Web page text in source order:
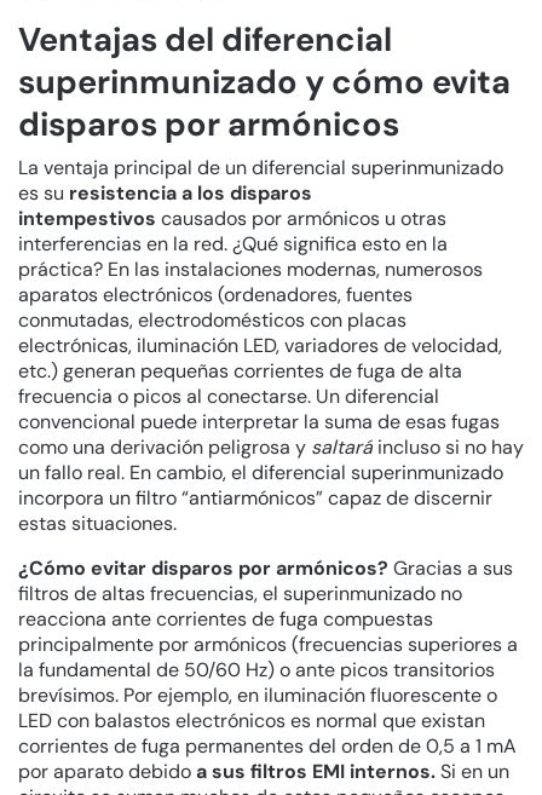
Ventajas del diferencial
superinmunizado y cómo evita
disparos por armónicos
La ventaja principal de un diferencial superinmunizado
es su resistencia a los disparos
intempestivos causados por armónicos u otras
interferencias en la red. ¿Qué significa esto en la
práctica? En las instalaciones modernas, numerosos
aparatos electrónicos (ordenadores, fuentes
conmutadas, electrodomésticos con placas
electrónicas, iluminación LED, variadores de velocidad,
etc.) generan pequeñas corrientes de fuga de alta
frecuencia o picos al conectarse. Un diferencial
convencional puede interpretar la suma de esas fugas
como una derivación peligrosa y saltará incluso si no hay
un fallo real. En cambio, el diferencial superinmunizado
incorpora un filtro “antiarmónicos” capaz de discernir
estas situaciones.
¿Cómo evitar disparos por armónicos? Gracias a sus
filtros de altas frecuencias, el superinmunizado no
reacciona ante corrientes de fuga compuestas
principalmente por armónicos (frecuencias superiores a
la fundamental de 50/60 Hz) o ante picos transitorios
brevísimos. Por ejemplo, en iluminación fluorescente o
LED con balastos electrónicos es normal que existan
corrientes de fuga permanentes del orden de 0,5 a 1 mA
por aparato debidoa sus filtros EMI internos.Si en un